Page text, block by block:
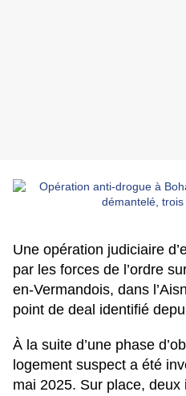
Une opération judiciaire
par les forces de l’ordre
en-Vermandois, dans
point de deal identifié
À la suite d’une phase
logement suspect a été
mai 2025. Sur place, deux